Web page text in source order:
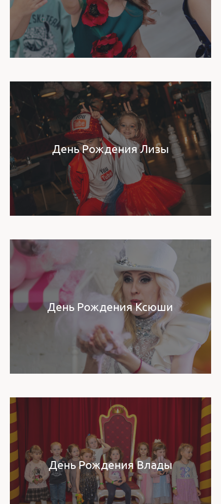
День Рождения Лизы
День Рождения Ксюши
День Рождения Влады